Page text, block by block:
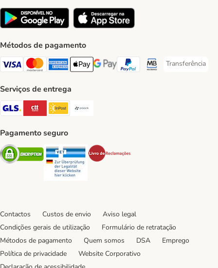
Métodos de pagamento
Visa Payment Method
Mastercard Payment Method
American Express Payment Method
Apple Pay Payment Method
Google Pay Payment Method
PayPal Payment Method
Multibanco Payment
Transferência
Transferência
Serviços de entrega
GLS Shipping Method
CTTExpress Shipping Method
InPost Shipping Method
Pagamento seguro
Security Security
Contactos Custos de envio
Aviso legal
Condições gerais de utilização
Formulário de retratação
Métodos de pagamento
Quem somos DSA
Emprego
Política de privacidade
Website Corporativo